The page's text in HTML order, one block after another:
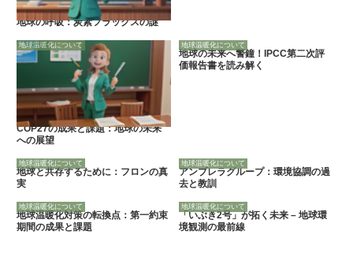
地球の呼吸：炭素フラックスの謎
地球温暖化について
COP27の成果と課題：地球の未来
への展望
地球温暖化について
地球の未来へ警鐘！IPCC第二次評
価報告書を読み解く
地球温暖化について
地球と共存するために：フロンの真
実
地球温暖化について
アンブレラグループ：環境協調の過
去と教訓
地球温暖化について
地球温暖化対策の転換点：第一約束
期間の成果と課題
地球温暖化について
「いぶき2号」が拓く未来 – 地球環
境観測の最前線